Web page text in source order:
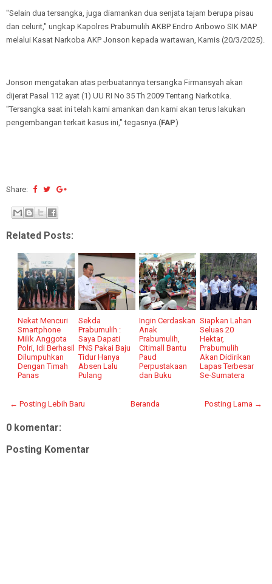
"Selain dua tersangka, juga diamankan dua senjata tajam berupa pisau
dan celurit," ungkap Kapolres Prabumulih AKBP Endro Aribowo SIK MAP
melalui Kasat Narkoba AKP Jonson kepada wartawan, Kamis (20/3/2025).
Jonson mengatakan atas perbuatannya tersangka Firmansyah akan
dijerat Pasal 112 ayat (1) UU RI No 35 Th 2009 Tentang Narkotika.
"Tersangka saat ini telah kami amankan dan kami akan terus lakukan
pengembangan terkait kasus ini," tegasnya.(FAP)
Share:
Related Posts:
Nekat Mencuri
Smartphone
Milik Anggota
Polri, Idi Berhasil
Dilumpuhkan
Dengan Timah
Panas
Sekda
Prabumulih :
Saya Dapati
PNS Pakai Baju
Tidur Hanya
Absen Lalu
Pulang
Ingin Cerdaskan
Anak
Prabumulih,
Citimall Bantu
Paud
Perpustakaan
dan Buku
Siapkan Lahan
Seluas 20
Hektar,
Prabumulih
Akan Didirikan
Lapas Terbesar
Se-Sumatera
← Posting Lebih Baru Posting Lama →
Beranda
0 komentar:
Posting Komentar